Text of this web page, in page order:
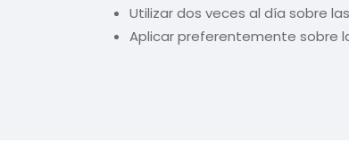
Utilizar dos veces al día sobre
Aplicar preferentemente sobre